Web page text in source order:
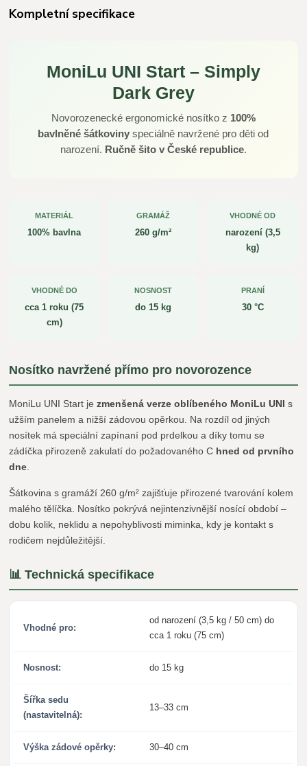
Kompletní specifikace
MoniLu UNI Start – Simply
Dark Grey
Novorozenecké ergonomické nosítko z 100%
bavlněné šátkoviny speciálně navržené pro děti od
narození. Ručně šito v České republice.
MATERIÁL
100% bavlna
GRAMÁŽ
260 g/m²
VHODNÉ OD
narození (3,5
kg)
VHODNÉ DO
cca 1 roku (75
cm)
NOSNOST
do 15 kg
PRANÍ
30 °C
Nosítko navržené přímo pro novorozence
MoniLu UNI Start jezmenšená verze oblíbeného MoniLu UNI s
užším panelem a nižší zádovou opěrkou. Na rozdíl od jiných
nosítek má speciální zapínaní pod prdelkou a díky tomu se
zádíčka přirozeně zakulatí do požadovaného C hned od prvního
dne
Šátkovina s gramáží 260 g/m² zajišťuje přirozené tvarování kolem
malého tělíčka. Nosítko pokrývá nejintenzivnější nosící období –
dobu kolik, neklidu a nepohyblivosti miminka, kdy je kontakt s
rodičem nejdůležitější.
📊 Technická specifikace
Vhodné pro:
od narození (3,5 kg / 50 cm) do
cca 1 roku (75 cm)
Nosnost: do 15 kg
Šířka sedu
(nastavitelná):
13–33 cm
Výška zádové opěrky: 30–40 cm